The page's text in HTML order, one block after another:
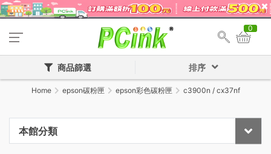
0
商品篩選 排序
Home epson碳粉匣 epson彩色碳粉匣 c3900n / cx37nf
本館分類